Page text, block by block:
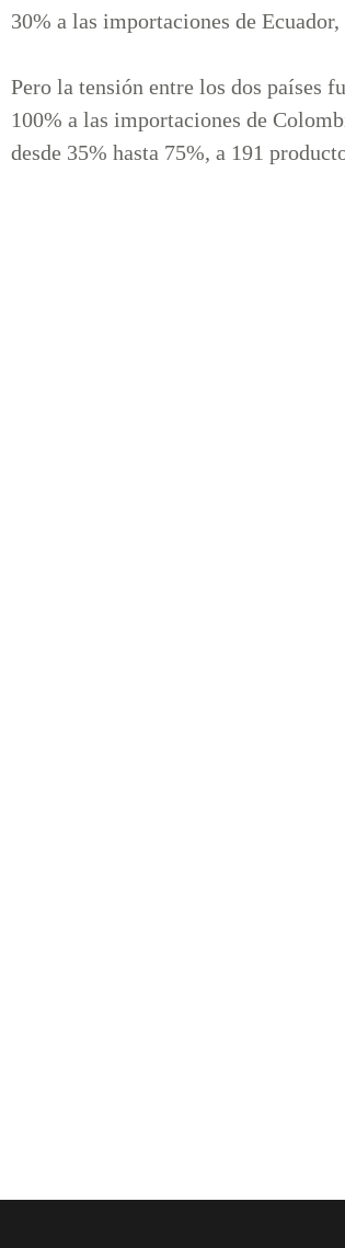
30% a las importaciones de
Pero la tensión entre los dos países
100% a las importaciones de
desde 35% hasta 75%, a 191